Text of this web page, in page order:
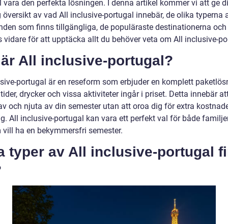
vara den perfekta lösningen. I denna artikel kommer vi att ge
översikt av vad All inclusive-portugal innebär, de olika typerna
som finns tillgängliga, de populäraste destinationerna
vidare för att upptäcka allt du behöver veta om All inclusive-
All inclusive-portugal?
portugal är en reseform som erbjuder en komplett
drycker och vissa aktiviteter ingår i priset. Detta innebär
och njuta av din semester utan att oroa dig för extra
All inclusive-portugal kan vara ett perfekt val för både
vill ha en bekymmersfri semester.
typer av All inclusive-portugal